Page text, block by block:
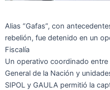
Alias “Gafas”, con
rebelión, fue detenido en un
Fiscalía
Un operativo coordinado entre
General de la Nación y
SIPOL y GAULA permitió la